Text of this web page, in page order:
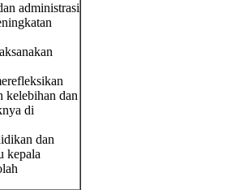
administrasi
kelebihan dan
di
dan
kepala